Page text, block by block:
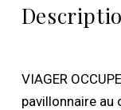
VIAGER
pavillonnaire au